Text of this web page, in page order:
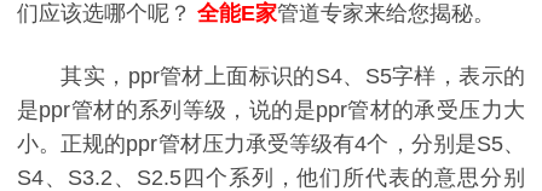
们应该选哪个呢？ 全能E家管道专家来给您揭秘。
其实， ppr管材上面标识的S4、S5字样，表示的
是ppr管材的系列等级，说的是ppr管材的承受压力大
小。正规的ppr管材压力承受等级有4个，分别是S5、
S4、S3.2、S2.5四个系列
，他们所代表的意思分别